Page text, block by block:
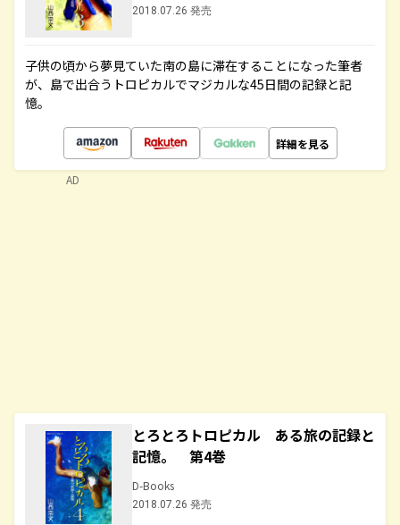
2018.07.26 発売
子供の頃から夢見ていた南の島に滞在することになった筆者
が、島で出合うトロピカルでマジカルな45日間の記録と記
憶。
詳細を見る
とろとろトロピカル ある旅の記録と
記憶。 第4巻
D-Books
2018.07.26 発売
AD